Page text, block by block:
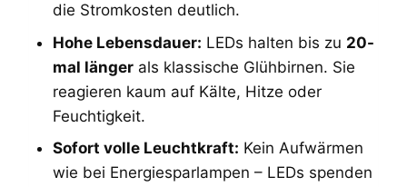
die Stromkosten deutlich.
Hohe Lebensdauer: LEDs halten bis zu 20-
mal längerals klassische Glühbirnen. Sie
reagieren kaum auf Kälte, Hitze oder
Feuchtigkeit.
Sofort volle Leuchtkraft: Kein Aufwärmen
wie bei Energiesparlampen – LEDs spenden